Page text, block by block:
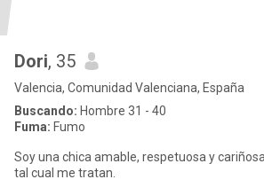
Dori, 35
Valencia, Comunidad Valenciana, España
Buscando: Hombre 31 - 40
Fuma: Fumo
Soy una chica amable, respetuosa y
tal cual me tratan.